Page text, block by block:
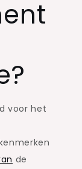
voor het
de